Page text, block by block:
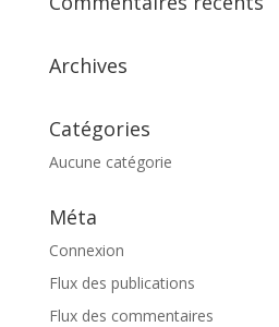
Archives
Catégories
Aucune catégorie
Méta
Connexion
Flux des publications
Flux des commentaires